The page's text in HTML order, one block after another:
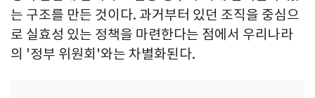
는 구조를 만든 것이다. 과거부터 있던 조직을 중심으
로 실효성 있는 정책을 마련한다는 점에서 우리나라
의 '정부 위원회'와는 차별화된다.